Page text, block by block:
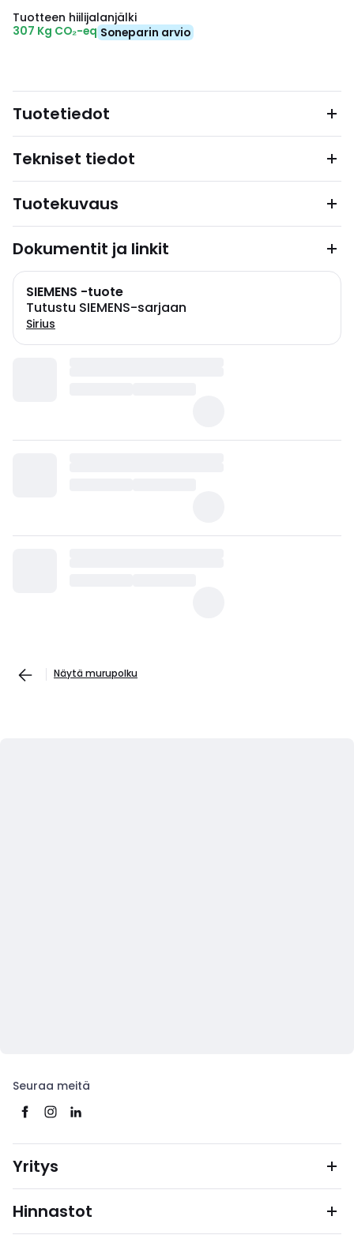
Tuotteen hiilijalanjälki
307 Kg CO₂-eq Soneparin arvio
Tuotetiedot
Tekniset tiedot
Tuotekuvaus
Dokumentit ja linkit
SIEMENS -tuote
Tutustu SIEMENS-sarjaan
Sirius
Näytä murupolku
Seuraa meitä
Yritys
Hinnastot